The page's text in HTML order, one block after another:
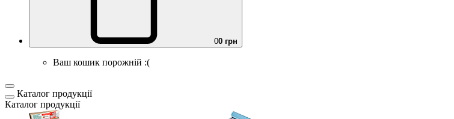
00 грн
Ваш кошик порожній :(
Каталог продукції
Каталог продукції